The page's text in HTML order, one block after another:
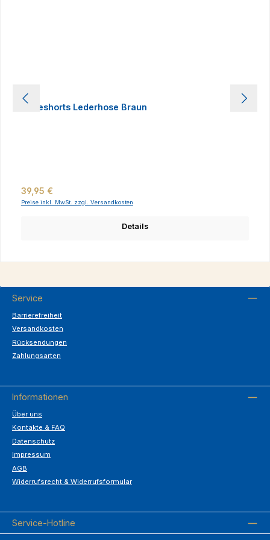
Badeshorts Lederhose Braun
Regulärer Preis:
39,95 €
Preise inkl. MwSt. zzgl. Versandkosten
Details
Service
Barrierefreiheit
Versandkosten
Rücksendungen
Zahlungsarten
Informationen
Über uns
Kontakte & FAQ
Datenschutz
Impressum
AGB
Widerrufsrecht & Widerrufsformular
Service-Hotline